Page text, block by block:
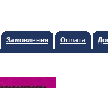
Замовлення Оплата